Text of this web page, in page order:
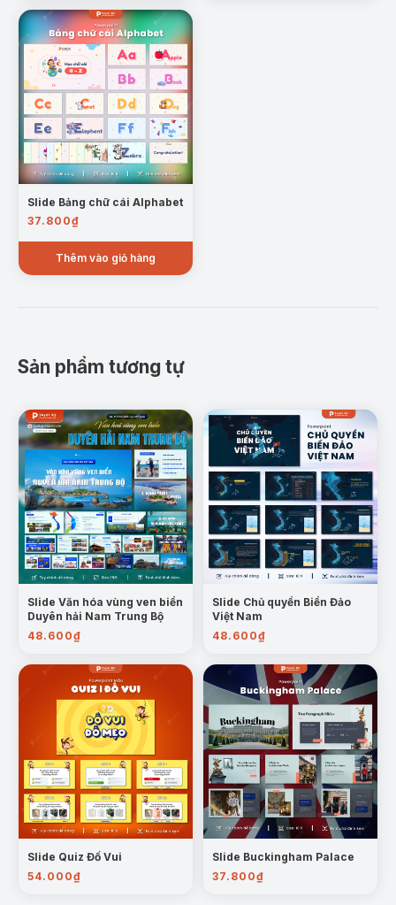
Slide Bảng chữ cái Alphabet
37.800₫
Thêm vào giỏ hàng
Sản phẩm tương tự
Slide Văn hóa vùng ven biển
Duyên hải Nam Trung Bộ
48.600₫
Slide Chủ quyền Biển Đảo
Việt Nam
48.600₫
Slide Quiz Đố Vui
54.000₫
Slide Buckingham Palace
37.800₫